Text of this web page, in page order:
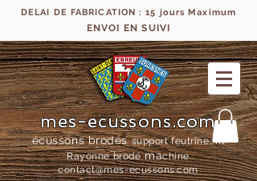
DELAI DE FABRICATION : 15 jours Maximum
ENVOI EN SUIVI
mes-ecussons.com
écussons brodés support feutrine, fil
Rayonne brodémachine
contact@mes-ecussons.com